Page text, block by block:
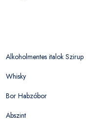
Alkoholmentes italok Szirup
Whisky
Bor Habzóbor
Abszint